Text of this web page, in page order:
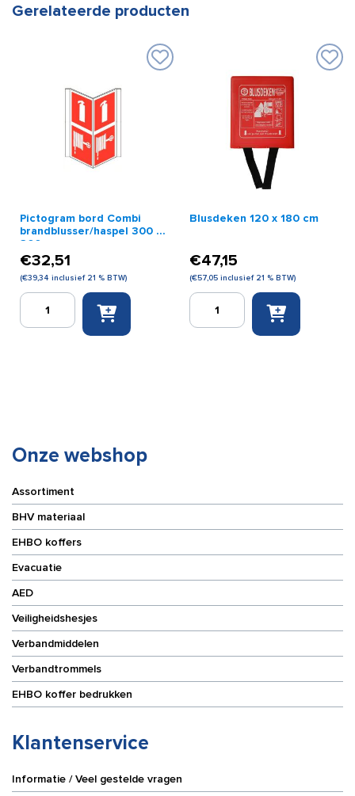
Gerelateerde producten
Pictogram bord Combi
brandblusser/haspel 300 x
300 mm
€32,51
(€39,34 inclusief 21 % BTW)
Pictogram
Blusdeken 120 x 180 cm
€47,15
(€57,05 inclusief 21 % BTW)
Blusdeken
Onze webshop
Assortiment
BHV materiaal
EHBO koffers
Evacuatie
AED
Veiligheidshesjes
Verbandmiddelen
Verbandtrommels
EHBO koffer bedrukken
Klantenservice
Informatie / Veel gestelde vragen